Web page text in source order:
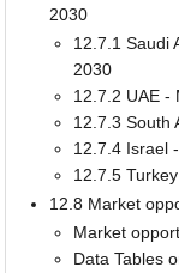
2030
12.7.1 Saudi
2030
12.7.2 UAE -
12.7.3 South
12.7.4 Israel
12.7.5
12.8 Market
Market
Data Tables